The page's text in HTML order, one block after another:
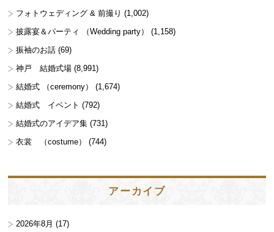
フォトウェディング & 前撮り (1,002)
披露宴＆パーティ （Wedding party）
(1,158)
振袖のお話 (69)
神戸 結婚式場 (8,991)
結婚式 （ceremony）
(1,674)
結婚式 イベント (792)
結婚式のアイデア集 (731)
衣裳 （costume）
(744)
アーカイブ
2026年8月 (17)